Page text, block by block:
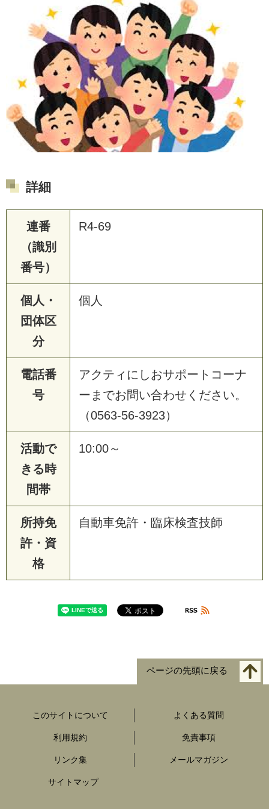
詳細
連番
（識別
番号）
R4-69
個人・
団体区
分
個人
電話番
号
アクティにしおサポートコーナ
ーまでお問い合わせください。
（0563-56-3923）
活動で
きる時
間帯
10:00～
所持免
許・資
格
自動車免許・臨床検査技師
ページの先頭に戻る
このサイトについて よくある質問
利用規約 免責事項
リンク集 メールマガジン
サイトマップ